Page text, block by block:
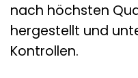
nach höchsten
hergestellt und
Kontrollen.